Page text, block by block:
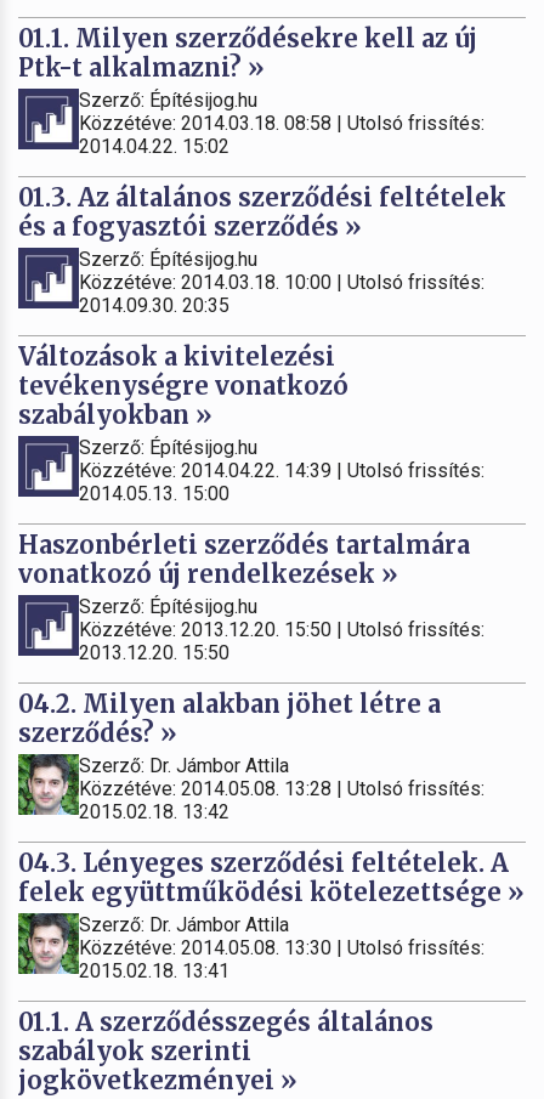
01.1. Milyen szerződésekre kell az új
Ptk-t alkalmazni? »
Szerző: Építésijog.hu
Közzétéve: 2014.03.18. 08:58 | Utolsó frissítés:
2014.04.22. 15:02
01.3. Az általános szerződési feltételek
és a fogyasztói szerződés »
Szerző: Építésijog.hu
Közzétéve: 2014.03.18. 10:00 | Utolsó frissítés:
2014.09.30. 20:35
Változások a kivitelezési
tevékenységre vonatkozó
szabályokban »
Szerző: Építésijog.hu
Közzétéve: 2014.04.22. 14:39 | Utolsó frissítés:
2014.05.13. 15:00
Haszonbérleti szerződés tartalmára
vonatkozó új rendelkezések »
Szerző: Építésijog.hu
Közzétéve: 2013.12.20. 15:50 | Utolsó frissítés:
2013.12.20. 15:50
04.2. Milyen alakban jöhet létre a
szerződés? »
Szerző: Dr. Jámbor Attila
Közzétéve: 2014.05.08. 13:28 | Utolsó frissítés:
2015.02.18. 13:42
04.3. Lényeges szerződési feltételek. A
felek együttműködési kötelezettsége »
Szerző: Dr. Jámbor Attila
Közzétéve: 2014.05.08. 13:30 | Utolsó frissítés:
2015.02.18. 13:41
01.1. A szerződésszegés általános
szabályok szerinti
jogkövetkezményei »